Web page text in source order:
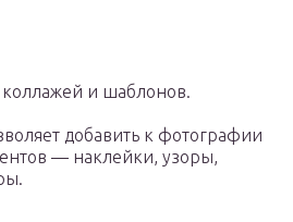
и шаблонов.
добавить к фотографии
— наклейки, узоры,